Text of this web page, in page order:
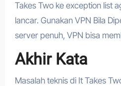
Takes Two ke exception list
lancar. Gunakan VPN Bila
server penuh, VPN bisa
Akhir Kata
Masalah teknis di It Takes